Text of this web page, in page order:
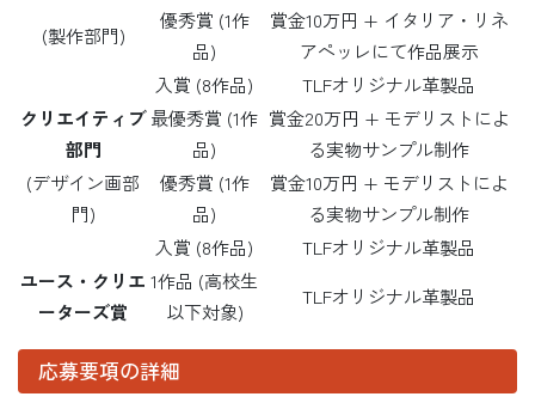
(製作部門)
優秀賞 (1作
品)
賞金10万円 + イタリア・リネ
アペッレにて作品展示
入賞 (8作品)
TLFオリジナル革製品
クリエイティブ
部門
最優秀賞 (1作
品)
賞金20万円 + モデリストによ
る実物サンプル制作
(デザイン画部
門)
優秀賞 (1作
品)
賞金10万円 + モデリストによ
る実物サンプル制作
入賞 (8作品)
TLFオリジナル革製品
ユース・クリエ
ーターズ賞
1作品 (高校生
以下対象)
TLFオリジナル革製品
応募要項の詳細